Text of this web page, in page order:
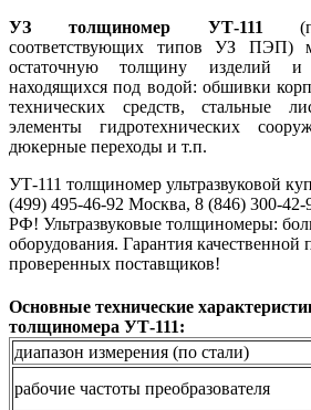
УЗ толщиномер УТ-111
соответствующих типов УЗ ПЭП)
остаточную толщину изделий и
находящихся под водой: обшивки
технических средств, стальные
элементы гидротехнических
дюкерные переходы и т.п.
УТ-111 толщиномер ультразвуковой
(499) 495-46-92 Москва, 8 (846) 300-
РФ! Ультразвуковые толщиномеры:
оборудования. Гарантия качественной
проверенных поставщиков!
Основные технические
толщиномера УТ-111:
диапазон измерения (по стали)
рабочие частоты преобразователя